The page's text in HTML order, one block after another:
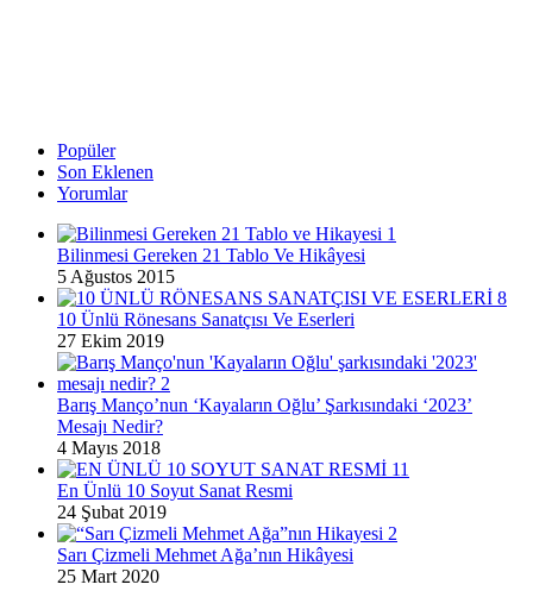
Popüler
Son Eklenen
Yorumlar
Bilinmesi Gereken 21 Tablo Ve Hikâyesi
5 Ağustos 2015
10 Ünlü Rönesans Sanatçısı Ve Eserleri
27 Ekim 2019
Barış Manço’nun ‘Kayaların Oğlu’ Şarkısındaki ‘2023’
Mesajı Nedir?
4 Mayıs 2018
En Ünlü 10 Soyut Sanat Resmi
24 Şubat 2019
Sarı Çizmeli Mehmet Ağa’nın Hikâyesi
25 Mart 2020